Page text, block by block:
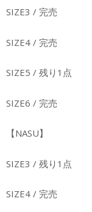
SIZE3 / 完売
SIZE4 / 完売
SIZE5 / 残り1点
SIZE6 / 完売
【NASU】
SIZE3 / 残り1点
SIZE4 / 完売